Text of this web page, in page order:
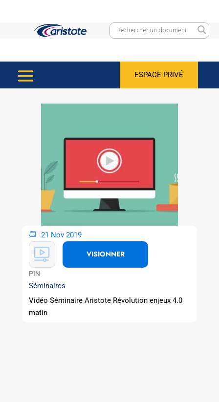
ESPACE PRIVÉ
21 Nov 2019
VISIONNER
PIN
Séminaires
Vidéo Séminaire Aristote Révolution enjeux 4.0
matin